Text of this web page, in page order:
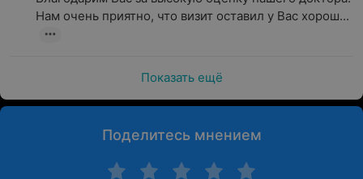
Нам очень приятно, что визит оставил у Вас хорош...
Показать ещё
Поделитесь мнением